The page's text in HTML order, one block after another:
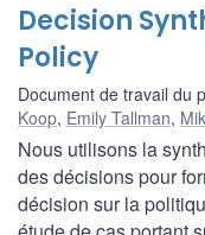
Decision
Policy
Document de travail du
Koop, Emily Tallman,
Nous utilisons la
des décisions pour
décision sur la